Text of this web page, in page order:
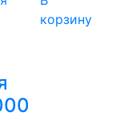
корзину